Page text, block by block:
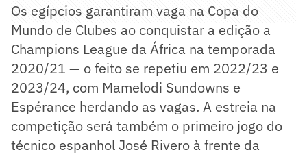
Os egípcios garantiram vaga na Copa do
Mundo de Clubes ao conquistar a edição a
Champions League da África na temporada
2020/21 — o feito se repetiu em 2022/23 e
2023/24, com Mamelodi Sundowns e
Espérance herdando as vagas. A estreia na
competição será também o primeiro jogo do
técnico espanhol José Rivero à frente da